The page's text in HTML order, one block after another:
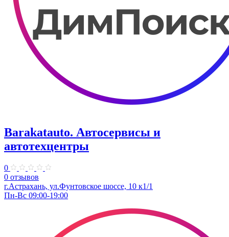
Barakatauto. Автосервисы и
автотехцентры
0
0 отзывов
г.Астрахань, ул.Фунтовское шоссе, 10 к1/1
Пн-Вс 09:00-19:00